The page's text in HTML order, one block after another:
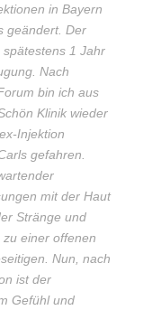
in Bayern
geändert. Der
1 Jahr
Nach
bin ich aus
Klinik wieder
Injektion
gefahren.
mit der Haut
Stränge und
einer offenen
Nun, nach
ist der
Gefühl und